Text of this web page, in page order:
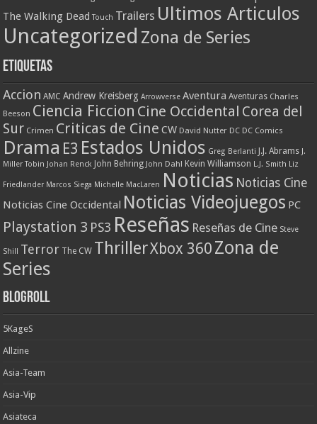
The Walking Dead Touch Trailers Ultimos Articulos
Uncategorized Zona de Series
Etiquetas
Accion AMC Andrew Kreisberg Arrowverse Aventura Aventuras Charles
Beeson Ciencia Ficcion Cine Occidental Corea del
Sur Crimen Criticas de Cine CW David Nutter DC DC Comics
Drama E3 Estados Unidos Greg Berlanti J.J. Abrams J.
Miller Tobin
Johan Renck John Behring John Dahl Kevin Williamson L.J. Smith Liz
Friedlander Marcos Siega Michelle MacLaren Noticias Noticias Cine
Noticias Cine Occidental Noticias Videojuegos PC
Playstation 3 PS3 Reseñas Reseñas de Cine Steve
Shill Terror The CW ThrillerXbox 360 Zona de
Series
Blogroll
5KageS
Allzine
Asia-Team
Asia-Vip
Asiateca